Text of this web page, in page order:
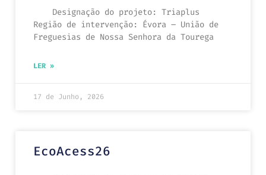
Designação do projeto: Triaplus
Região de intervenção: Évora – União de
Freguesias de Nossa Senhora da Tourega
LER »
17 de Junho, 2026
EcoAcess26